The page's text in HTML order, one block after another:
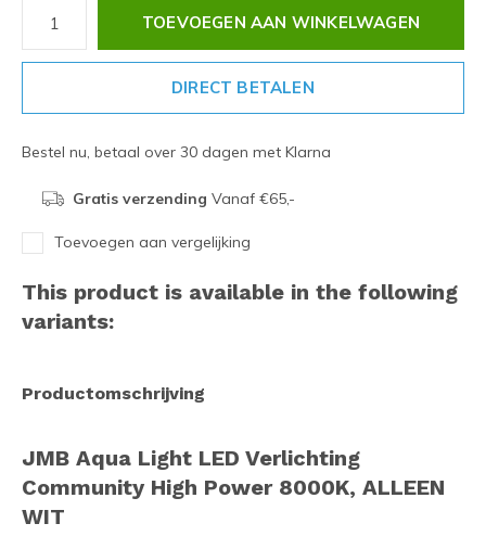
TOEVOEGEN AAN WINKELWAGEN
DIRECT BETALEN
Bestel nu, betaal over 30 dagen met Klarna
Gratis verzending Vanaf €65,-
Toevoegen aan vergelijking
This product is available in the following
variants:
Productomschrijving
JMB Aqua Light LED Verlichting
Community High Power 8000K, ALLEEN
WIT